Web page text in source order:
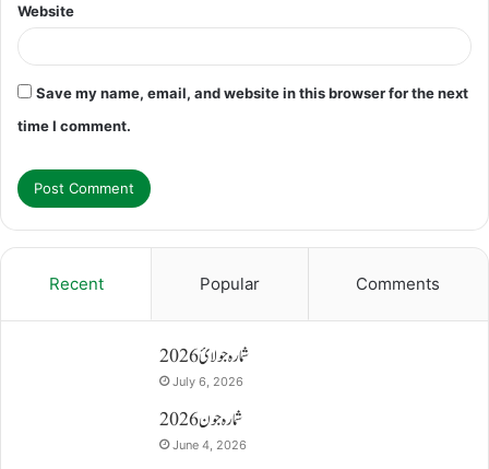
Website
Save my name, email, and website in this browser for the next
time I comment.
Recent Popular Comments
شمارہ جولائ 2026
July 6, 2026
شمارہ جون 2026
June 4, 2026